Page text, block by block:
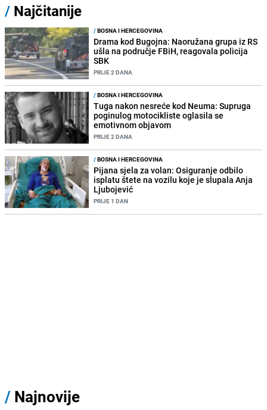
/ Najčitanije
/BOSNA I HERCEGOVINA
Drama kod Bugojna: Naoružana grupa iz RS
ušla na područje FBiH, reagovala policija
SBK
PRIJE 2 DANA
/BOSNA I HERCEGOVINA
Tuga nakon nesreće kod Neuma: Supruga
poginulog motocikliste oglasila se
emotivnom objavom
PRIJE 2 DANA
/BOSNA I HERCEGOVINA
Pijana sjela za volan: Osiguranje odbilo
isplatu štete na vozilu koje je slupala Anja
Ljubojević
PRIJE 1 DAN
/ Najnovije